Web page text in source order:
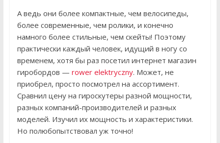
А ведь они более компактные, чем велосипеды,
более современные, чем ролики, и конечно
намного более стильные, чем скейты! Поэтому
практически каждый человек, идущий в ногу со
временем, хотя бы раз посетил интернет магазин
гиробордов — rower elektryczny. Может, не
приобрел, просто посмотрел на ассортимент.
Сравнил цену на гироскутеры разной мощности,
разных компаний-производителей и разных
моделей. Изучил их мощность и характеристики.
Но полюбопытствовал уж точно!